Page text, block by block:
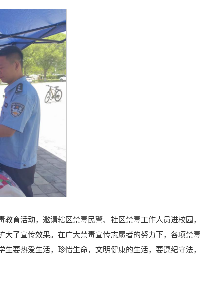
育活动，邀请辖区禁毒民警、社区禁毒工作人员进校园，
了宣传效果。在广大禁毒宣传志愿者的努力下，各项禁毒
要热爱生活，珍惜生命，文明健康的生活，要遵纪守法，